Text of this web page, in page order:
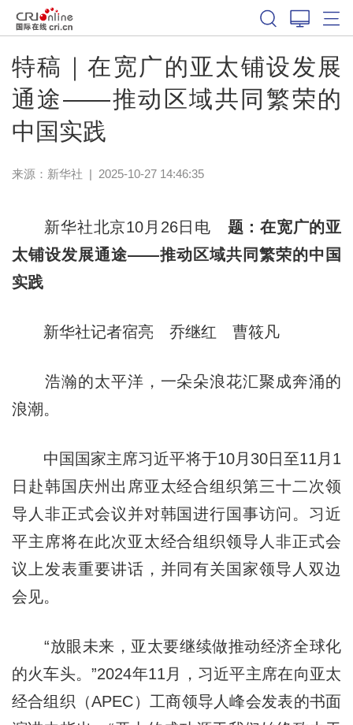
特稿｜在宽广的亚太铺设发展
通途——推动区域共同繁荣的
中国实践
来源： 新华社 | 2025-10-27 14:46:35
新华社北京10月26日电 题：在宽广的亚
太铺设发展通途——推动区域共同繁荣的中国
实践
新华社记者宿亮 乔继红 曹筱凡
浩瀚的太平洋，一朵朵浪花汇聚成奔涌的
浪潮。
中国国家主席习近平将于10月30日至11月1
日赴韩国庆州出席亚太经合组织第三十二次领
导人非正式会议并对韩国进行国事访问。习近
平主席将在此次亚太经合组织领导人非正式会
议上发表重要讲话，并同有关国家领导人双边
会见。
“放眼未来，亚太要继续做推动经济全球化
的火车头。”2024年11月，习近平主席在向亚太
经合组织（APEC）工商领导人峰会发表的书面